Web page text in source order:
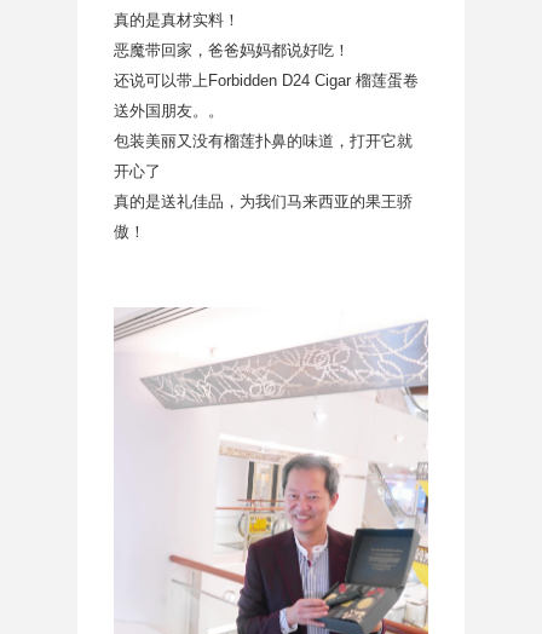
真的是真材实料！
恶魔带回家，爸爸妈妈都说好吃！
还说可以带上Forbidden D24 Cigar 榴莲蛋卷
送外国朋友。。
包装美丽又没有榴莲扑鼻的味道，打开它就
开心了
真的是送礼佳品，为我们马来西亚的果王骄
傲！